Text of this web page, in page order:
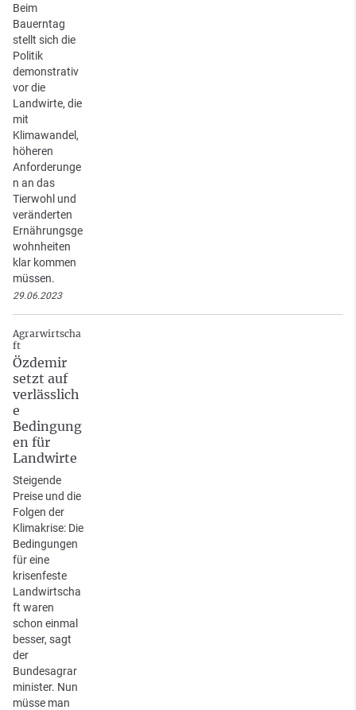
Beim
Bauerntag
stellt sich die
Politik
demonstrativ
vor die
Landwirte, die
mit
Klimawandel,
höheren
Anforderunge
n an das
Tierwohl und
veränderten
Ernährungsge
wohnheiten
klar kommen
müssen.
29.06.2023
Agrarwirtscha
ft
Özdemir
setzt auf
verlässlich
e
Bedingung
en für
Landwirte
Steigende
Preise und die
Folgen der
Klimakrise: Die
Bedingungen
für eine
krisenfeste
Landwirtscha
ft waren
schon einmal
besser, sagt
der
Bundesagrar
minister. Nun
müsse man